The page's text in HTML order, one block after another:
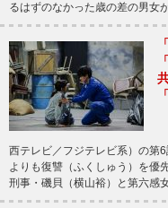
るはずのなかった歳の差の男女
西テレビ／フジテレビ系）の
よりも復讐（ふくしゅう）を優
刑事・磯貝（横山裕）と第六感